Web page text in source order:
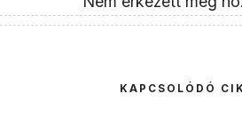
KAPCSOLÓDÓ